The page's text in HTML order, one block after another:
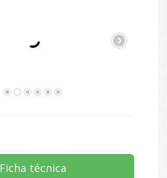
Ficha técnica